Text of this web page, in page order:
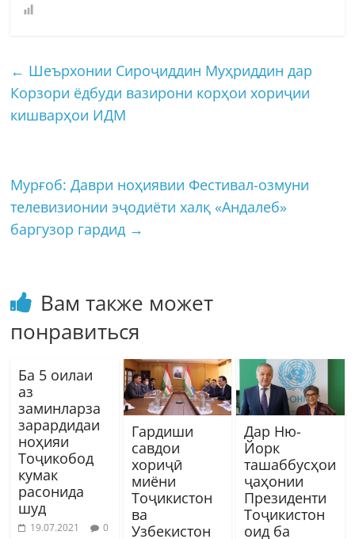
← Шеърхонии Сироҷиддин Муҳриддин дар
Корзори ёдбуди вазирони корҳои хориҷии
кишварҳои ИДМ
Мурғоб: Даври ноҳиявии Фестивал-озмуни
телевизионии эҷодиёти халқ «Андалеб»
баргузор гардид →
Вам также может
понравиться
Ба 5 оилаи
аз
заминларза
зарардидаи
ноҳияи
Тоҷикобод
кумак
расонида
шуд
19.07.2021 0
Гардиши
савдои
хориҷӣ
миёни
Тоҷикистон
ва
Узбекистон
Дар Ню-
Йорк
ташаббусҳои
ҷаҳонии
Президенти
Тоҷикистон
оид ба